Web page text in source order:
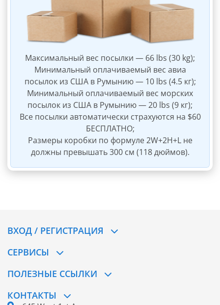
Максимальный вес посылки — 66 lbs (30 kg);
Минимальный оплачиваемый вес авиа
посылок из США в Румынию — 10 lbs (4.5 кг);
Минимальный оплачиваемый вес морских
посылок из США в Румынию — 20 lbs (9 кг);
Все посылки автоматически страхуются на $60
БЕСПЛАТНО;
Размеры коробки по формуле 2W+2H+L не
должны превышать 300 см (118 дюймов).
ВХОД / РЕГИСТРАЦИЯ
СЕРВИСЫ
ПОЛЕЗНЫЕ ССЫЛКИ
КОНТАКТЫ